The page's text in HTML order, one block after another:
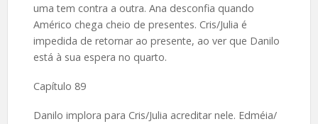
uma tem contra a outra. Ana desconfia quando
Américo chega cheio de presentes. Cris/Julia é
impedida de retornar ao presente, ao ver que Danilo
está à sua espera no quarto.
Capítulo 89
Danilo implora para Cris/Julia acreditar nele. Edméia/